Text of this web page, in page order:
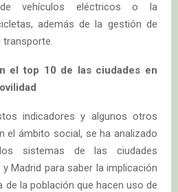
vehículos eléctricos o la
además de la gestión de
el top 10 de las ciudades en
indicadores y algunos otros
el ámbito social, se ha analizado
sistemas de las ciudades
Madrid para saber la implicación
de la población que hacen uso de